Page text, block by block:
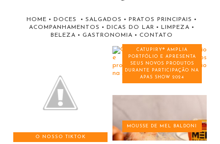
HOME • DOCES • SALGADOS • PRATOS PRINCIPAIS •
ACOMPANHAMENTOS • DICAS DO LAR • LIMPEZA •
BELEZA • GASTRONOMIA • CONTATO
O NOSSO TIKTOK
CATUPIRY® AMPLIA
PORTFÓLIO E APRESENTA
SEUS NOVOS PRODUTOS
DURANTE PARTICIPAÇÃO NA
APAS SHOW 2024
MOUSSE DE MEL BALDONI